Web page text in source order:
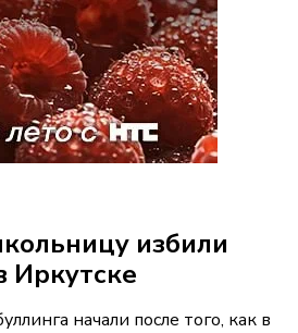
избили
Иркутске
начали после того, как в